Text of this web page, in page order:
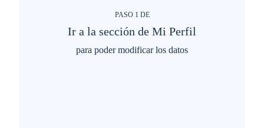
PASO 1 DE
Ir a la sección de Mi Perfil
para poder modificar los datos